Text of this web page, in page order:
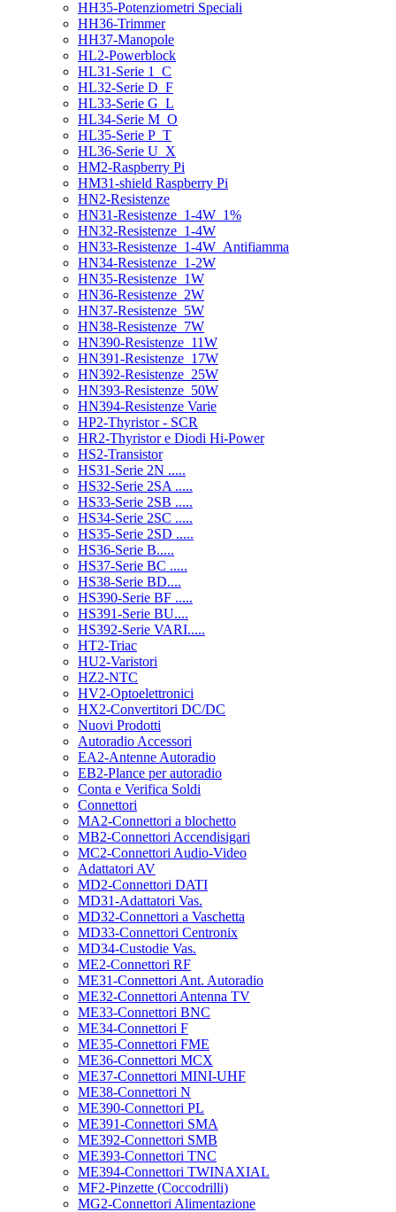
HH35-Potenziometri Speciali
HH36-Trimmer
HH37-Manopole
HL2-Powerblock
HL31-Serie 1_C
HL32-Serie D_F
HL33-Serie G_L
HL34-Serie M_O
HL35-Serie P_T
HL36-Serie U_X
HM2-Raspberry Pi
HM31-shield Raspberry Pi
HN2-Resistenze
HN31-Resistenze_1-4W_1%
HN32-Resistenze_1-4W
HN33-Resistenze_1-4W_Antifiamma
HN34-Resistenze_1-2W
HN35-Resistenze_1W
HN36-Resistenze_2W
HN37-Resistenze_5W
HN38-Resistenze_7W
HN390-Resistenze_11W
HN391-Resistenze_17W
HN392-Resistenze_25W
HN393-Resistenze_50W
HN394-Resistenze Varie
HP2-Thyristor - SCR
HR2-Thyristor e Diodi Hi-Power
HS2-Transistor
HS31-Serie 2N .....
HS32-Serie 2SA .....
HS33-Serie 2SB .....
HS34-Serie 2SC .....
HS35-Serie 2SD .....
HS36-Serie B.....
HS37-Serie BC .....
HS38-Serie BD....
HS390-Serie BF .....
HS391-Serie BU....
HS392-Serie VARI.....
HT2-Triac
HU2-Varistori
HZ2-NTC
HV2-Optoelettronici
HX2-Convertitori DC/DC
Nuovi Prodotti
Autoradio Accessori
EA2-Antenne Autoradio
EB2-Plance per autoradio
Conta e Verifica Soldi
Connettori
MA2-Connettori a blochetto
MB2-Connettori Accendisigari
MC2-Connettori Audio-Video
Adattatori AV
MD2-Connettori DATI
MD31-Adattatori Vas.
MD32-Connettori a Vaschetta
MD33-Connettori Centronix
MD34-Custodie Vas.
ME2-Connettori RF
ME31-Connettori Ant. Autoradio
ME32-Connettori Antenna TV
ME33-Connettori BNC
ME34-Connettori F
ME35-Connettori FME
ME36-Connettori MCX
ME37-Connettori MINI-UHF
ME38-Connettori N
ME390-Connettori PL
ME391-Connettori SMA
ME392-Connettori SMB
ME393-Connettori TNC
ME394-Connettori TWINAXIAL
MF2-Pinzette (Coccodrilli)
MG2-Connettori Alimentazione